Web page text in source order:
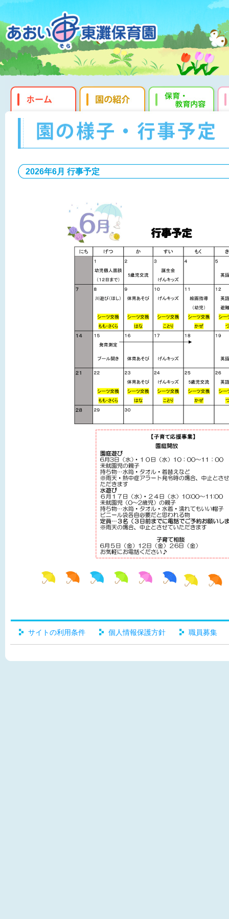
2026年6月 行事予定
サイトの利用条件 個人情報保護方針 職員募集